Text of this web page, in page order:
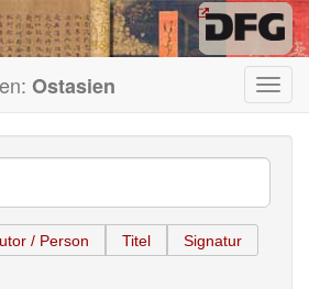
Ostasien
/ Person Titel Signatur